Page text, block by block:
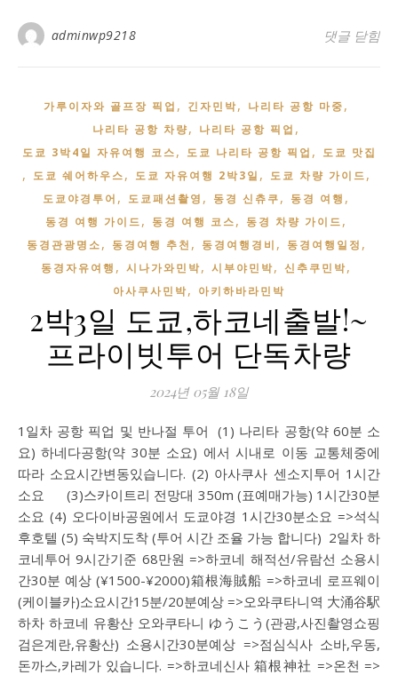
adminwp9218 [에노시마/
댓글 닫힘
가루이자와 골프장 픽업 , 긴자민박, 나리타 공항 마중,
나리타 공항 차량, 나리타 공항 픽업 ,
도쿄 3박4일 자유여행 코스, 도쿄 나리타 공항 픽업 , 도쿄 맛집
, 도쿄 쉐어하우스, 도쿄 자유여행 2박3일 , 도쿄 차량 가이드,
도쿄야경투어 , 도쿄패션촬영 , 동경 신츄쿠, 동경 여행 ,
동경 여행 가이드, 동경 여행 코스, 동경 차량 가이드,
동경관광명소, 동경여행 추천 , 동경여행경비 , 동경여행일정 ,
동경자유여행 , 시나가와민박, 시부야민박, 신추쿠민박,
아사쿠사민박, 아키하바라민박
2박3일 도쿄,하코네출발!~
프라이빗투어 단독차량
2024년 05월 18일
1일차 공항 픽업 및 반나절 투어 ​ (1) 나리타 공항(약 60분 소
요) 하네다공항(약 30분 소요) 에서 시내로 이동 교통체중에
따라 소요시간변동있습니다. (2) 아사쿠사 센소지투어 1시간
소요 (3)스카이트리 전망대 350m (표예매가능) 1시간30분
소요 (4) 오다이바공원에서 도쿄야경 1시간30분소요 =>석식
후호텔 (5) 숙박지도착 (투어 시간 조율 가능 합니다) ​ 2일차 하
코네투어 9시간기준 68만원 =>하코네 해적선/유람선 소용시
간30분 예상 (¥1500-¥2000)箱根海賊船 =>하코네 로프웨이
(케이블카)소요시간15분/20분예상 =>오와쿠타니역 大涌谷駅
하차 하코네 유황산 오와쿠타니 ゆうこう(관광,사진촬영쇼핑
검은계란,유황산) 소용시간30분예상 =>점심식사 소바,우동,
돈까스,카레가 있습니다. =>하코네신사 箱根神社 =>온천 =>